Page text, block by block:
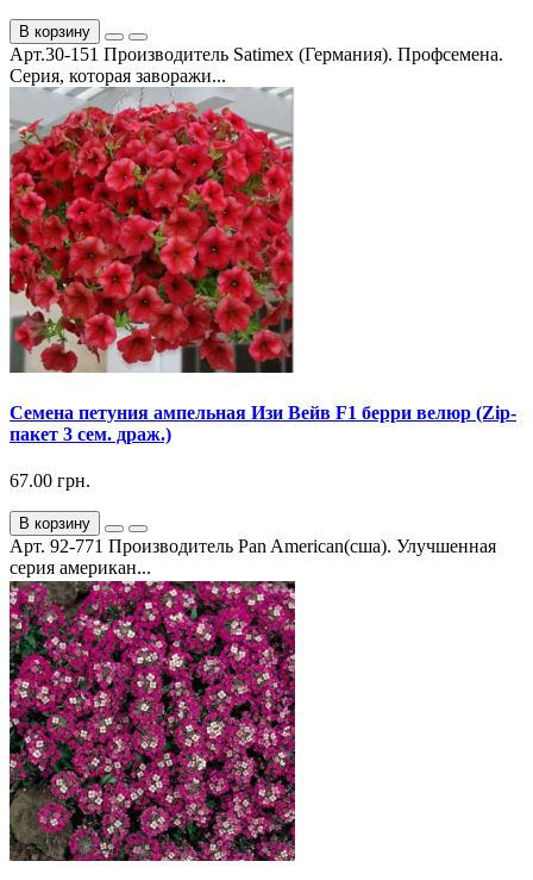
В корзину
Арт.30-151 Производитель Satimex (Германия). Профсемена.
Серия, которая заворажи...
Семена петуния ампельная Изи Вейв F1 берри велюр (Zip-
пакет 3 сем. драж.)
67.00 грн.
В корзину
Арт. 92-771 Производитель Pan American(сша). Улучшенная
серия американ...